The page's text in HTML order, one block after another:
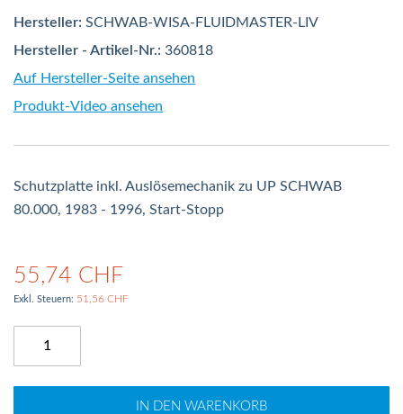
Hersteller: SCHWAB-WISA-FLUIDMASTER-LIV
Hersteller - Artikel-Nr.: 360818
Auf Hersteller-Seite ansehen
Produkt-Video ansehen
Schutzplatte inkl. Auslösemechanik zu UP SCHWAB
80.000, 1983 - 1996, Start-Stopp
55,74 CHF
51,56 CHF
IN DEN WARENKORB